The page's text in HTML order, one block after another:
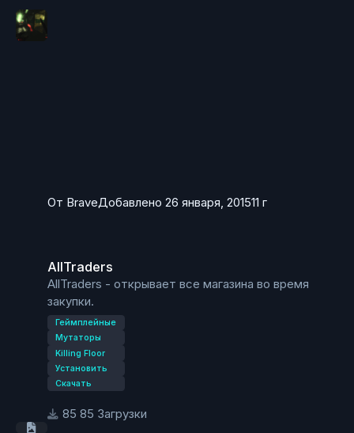
От BraveДобавлено 26 января, 201511 г
AllTraders
AllTraders - открывает все магазина во время
закупки.
Геймплейные
Мутаторы
Killing Floor
Установить
Скачать
85 Загрузки